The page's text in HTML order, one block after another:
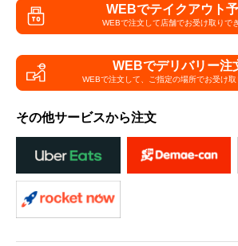
WEBでテイクアウト
WEBで注文して店舗でお受け取りで
WEBでデリバリー注
WEBで注文して、 ご指定の場所でお受け
その他サービスから注文